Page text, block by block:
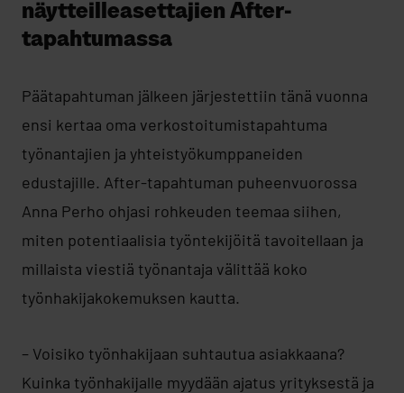
näytteilleasettajien After-
tapahtumassa
Päätapahtuman jälkeen järjestettiin tänä vuonna
ensi kertaa oma verkostoitumistapahtuma
työnantajien ja yhteistyökumppaneiden
edustajille. After-tapahtuman puheenvuorossa
Anna Perho ohjasi rohkeuden teemaa siihen,
miten potentiaalisia työntekijöitä tavoitellaan ja
millaista viestiä työnantaja välittää koko
työnhakijakokemuksen kautta.
– Voisiko työnhakijaan suhtautua asiakkaana?
Kuinka työnhakijalle myydään ajatus yrityksestä ja